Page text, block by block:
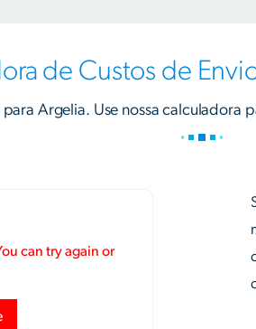
de Custos de
Argelia. Use nossa calculadora